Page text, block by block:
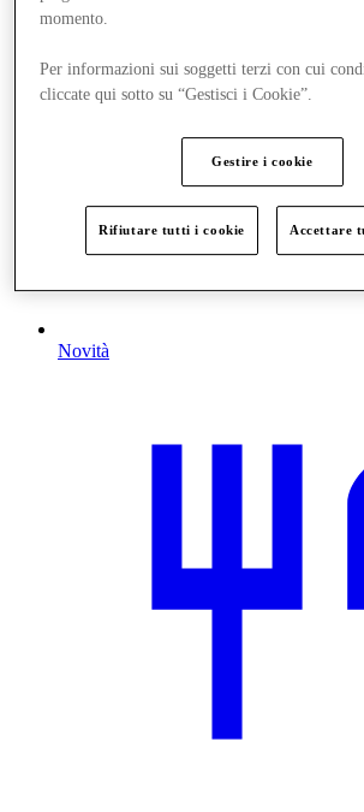
Novità
momento.
Per informazioni sui soggetti terzi con cui
cliccate qui sotto su “Gestisci i Cookie”.
Gestire i cookie
Rifiutare tutti i cookie Accettare